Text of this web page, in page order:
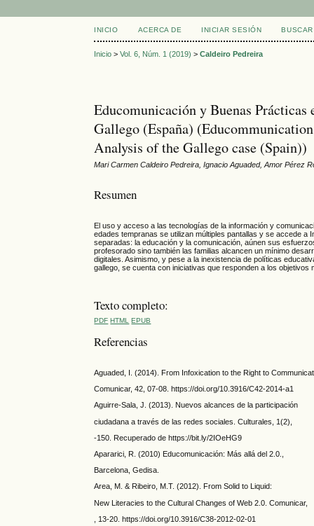
INICIO ACERCA DE INICIAR SESIÓN BUSCAR
Inicio >Vol. 6, Núm. 1 (2019) >Caldeiro Pedreira
Educomunicación y Buenas
Gallego (España)
Analysis of the Gallego case (Spain))
Mari Carmen Caldeiro Pedreira, Ignacio Aguaded, Amor Pérez
Resumen
El uso y acceso a las tecnologías de la información y
edades tempranas se utilizan múltiples pantallas y se accede
separadas: la educación y la comunicación, aúnen sus
profesorado sino también las familias alcancen un mínimo
digitales. Asimismo, y pese a la inexistencia de políticas
gallego, se cuenta con iniciativas que responden a los
Texto completo:
PDF HTML EPUB
Referencias
Aguaded, I. (2014). From Infoxication to the Right to
Comunicar, 42, 07-08. https://doi.org/10.3916/C42-2014-a1
Aguirre-Sala, J. (2013). Nuevos alcances de la participación
ciudadana a través de las redes sociales. Culturales, 1(2),
-150. Recuperado de https://bit.ly/2IOeHG9
Apararici, R. (2010) Educomunicación: Más allá del 2.0.,
Barcelona, Gedisa.
Area, M. & Ribeiro, M.T. (2012). From Solid to Liquid:
New Literacies to the Cultural Changes of Web 2.0. Comunicar,
, 13-20. https://doi.org/10.3916/C38-2012-02-01